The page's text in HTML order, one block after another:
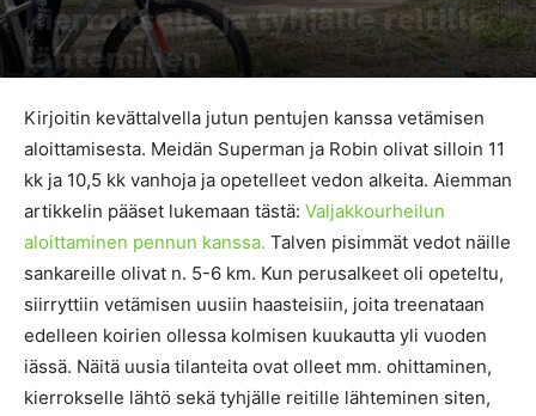
kierrokselle ja tyhjälle reitille
lähteminen
Kirjoitin kevättalvella jutun pentujen kanssa vetämisen
aloittamisesta. Meidän Superman ja Robin olivat silloin 11
kk ja 10,5 kk vanhoja ja opetelleet vedon alkeita. Aiemman
artikkelin pääset lukemaan tästä: Valjakkourheilun
aloittaminen pennun kanssa. Talven pisimmät vedot näille
sankareille olivat n. 5-6 km. Kun perusalkeet oli opeteltu,
siirryttiin vetämisen uusiin haasteisiin, joita treenataan
edelleen koirien ollessa kolmisen kuukautta yli vuoden
iässä. Näitä uusia tilanteita ovat olleet mm. ohittaminen,
kierrokselle lähtö sekä tyhjälle reitille lähteminen siten,